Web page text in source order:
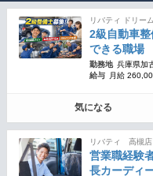
リバティ ドリー
2級自動車
できる職場
勤務地 兵庫県加
給与
月給
気になる
リバティ 高槻店
営業職経験
長カーディ